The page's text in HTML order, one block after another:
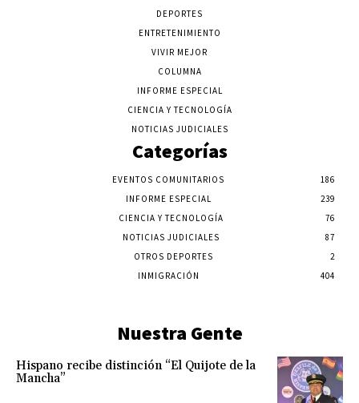
DEPORTES
ENTRETENIMIENTO
VIVIR MEJOR
COLUMNA
INFORME ESPECIAL
CIENCIA Y TECNOLOGÍA
NOTICIAS JUDICIALES
Categorías
EVENTOS COMUNITARIOS
186
INFORME ESPECIAL
239
CIENCIA Y TECNOLOGÍA
76
NOTICIAS JUDICIALES
87
OTROS DEPORTES
2
INMIGRACIÓN
404
Nuestra Gente
Hispano recibe distinción “El Quijote de la
Mancha”